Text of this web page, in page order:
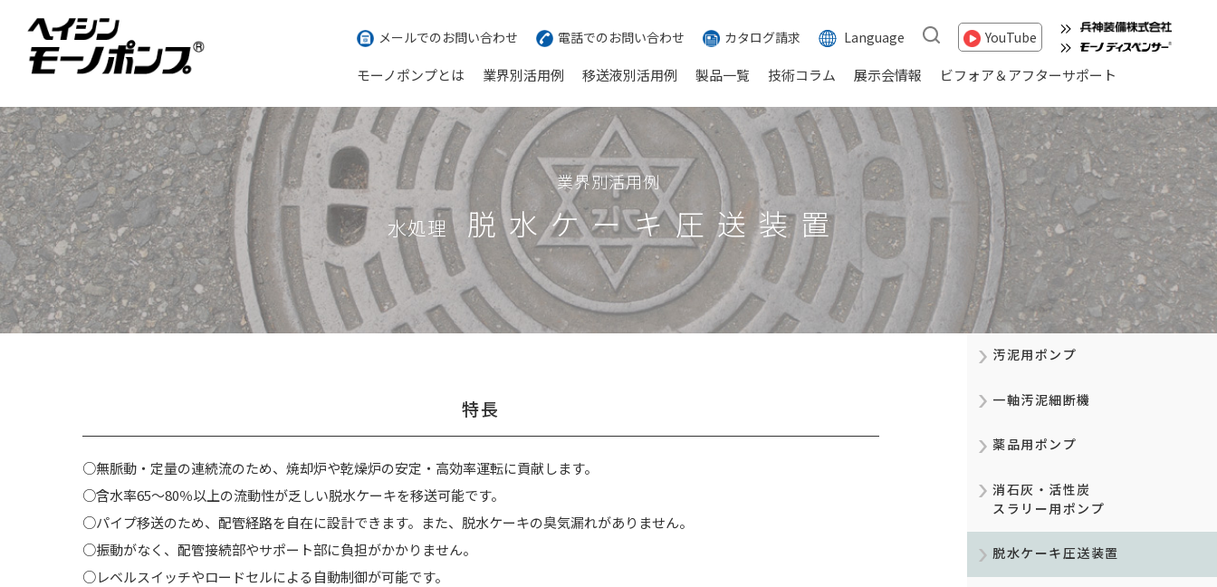
メールでのお問い合わせ 電話でのお問い合わせ カタログ請求 Language YouTube
モーノポンプとは 業界別活用例 移送液別活用例 製品一覧 技術コラム 展示会情報 ビフォア＆アフターサポート
業界別活用例
水処理脱水ケーキ圧送装置
特長
○無脈動・定量の連続流のため、焼却炉や乾燥炉の安定・高効率運転に貢献します。
○含水率65～80％以上の流動性が乏しい脱水ケーキを移送可能です。
○パイプ移送のため、配管経路を自在に設計できます。また、脱水ケーキの臭気漏れがありません。
○振動がなく、配管接続部やサポート部に負担がかかりません。
○レベルスイッチやロードセルによる自動制御が可能です。
汚泥用ポンプ
一軸汚泥細断機
薬品用ポンプ
消石灰・活性炭
スラリー用ポンプ
脱水ケーキ圧送装置